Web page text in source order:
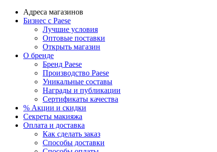
Адреса магазинов
Бизнес с Paese
Лучшие условия
Оптовые поставки
Открыть магазин
О бренде
Бренд Paese
Производство Paese
Уникальные составы
Награды и публикации
Сертификаты качества
% Акции и скидки
Секреты макияжа
Оплата и доставка
Как сделать заказ
Способы доставки